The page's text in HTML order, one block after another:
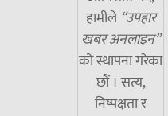
हामीले “उपहार
खबर अनलाइन”
को स्थापना गरेका
छौं । सत्य,
निष्पक्षता र